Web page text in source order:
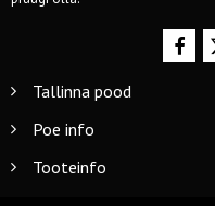
Tallinna pood
Poe info
Tooteinfo